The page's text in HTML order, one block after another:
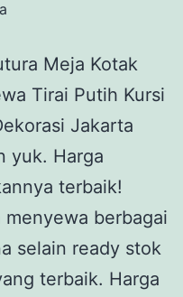
Meja Kotak
Tirai Putih Kursi
Jakarta
yuk. Harga
terbaik!
berbagai
selain ready stok
terbaik. Harga